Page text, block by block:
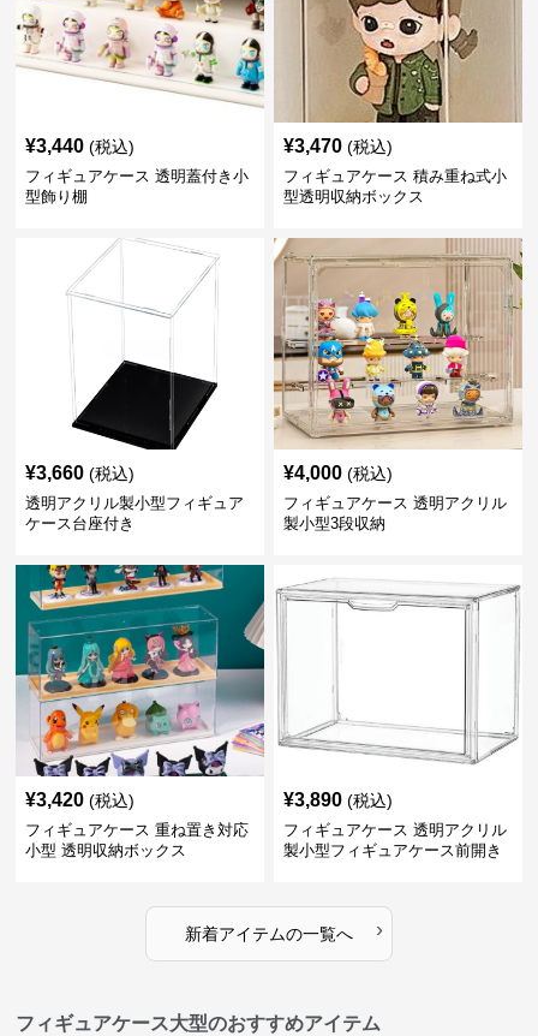
¥3,440 (税込)
フィギュアケース 透明蓋付き小
型飾り棚
¥3,470 (税込)
フィギュアケース 積み重ね式小
型透明収納ボックス
¥3,660 (税込)
透明アクリル製小型フィギュア
ケース台座付き
¥4,000 (税込)
フィギュアケース 透明アクリル
製小型3段収納
¥3,420 (税込)
フィギュアケース 重ね置き対応
小型 透明収納ボックス
¥3,890 (税込)
フィギュアケース 透明アクリル
製小型フィギュアケース前開き
新着アイテムの一覧へ ›
フィギュアケース大型のおすすめアイテム